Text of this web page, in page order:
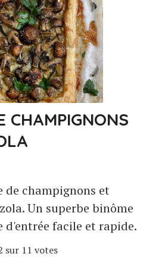
CHAMPIGNONS
de champignons et
Un superbe binôme
d'entrée facile et rapide.
sur 11 votes